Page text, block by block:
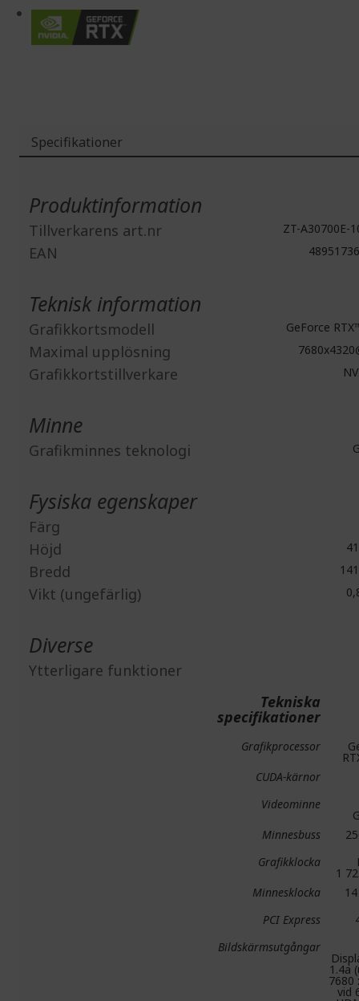
Specifikationer
Produktinformation
Tillverkarens art.nr ZT-A30700E-
EAN
Teknisk information
Grafikkortsmodell GeForce
Maximal upplösning
Grafikkortstillverkare
Minne
Grafikminnes teknologi
Fysiska egenskaper
Färg
Höjd
Bredd
Vikt (ungefärlig)
Diverse
Ytterligare funktioner
Tekniska
specifikationer
Grafikprocessor
CUDA-kärnor
Videominne
Minnesbuss
Grafikklocka
1
Minnesklocka
PCI Express
Bildskärmsutgångar
1.4a
7680
vid